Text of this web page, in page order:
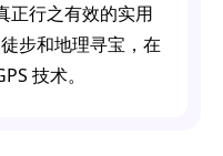
正行之有效的实用
步和地理寻宝，在
技术。